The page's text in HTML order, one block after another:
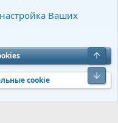
S
S
XenForo Ltd.Перевод от
Ваших
cookie
Верх
Низ